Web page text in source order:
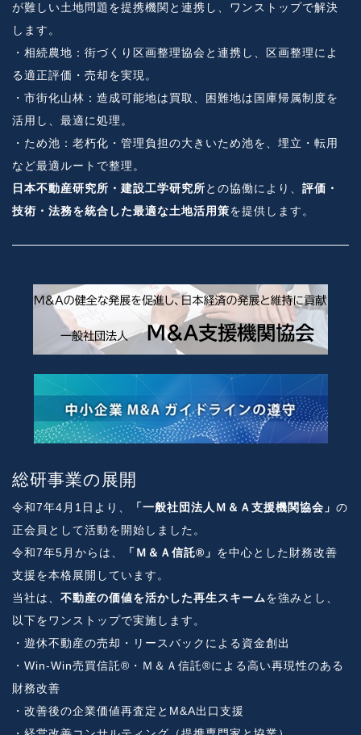
が難しい土地問題を提携機関と連携し、ワンストップで解決
します。
・相続農地：街づくり区画整理協会と連携し、区画整理によ
る適正評価・売却を実現。
・市街化山林：造成可能地は買取、困難地は国庫帰属制度を
活用し、最適に処理。
・ため池：老朽化・管理負担の大きいため池を、埋立・転用
など最適ルートで整理。
日本不動産研究所・建設工学研究所との協働により、 評価・
技術・法務を統合した最適な土地活用策を提供します。
総研事業の展開
令和7年4月1日より、 「一般社団法人Ｍ＆Ａ支援機関協会」 の
正会員として活動を開始しました。
令和7年5月からは、
「Ｍ＆Ａ信託®」 を中心とした財務改善
支援を本格展開しています。
当社は、 不動産の価値を活かした再生スキームを強みとし、
以下をワンストップで実施します。
・遊休不動産の売却・リースバックによる資金創出
・Win-Win売買信託®・Ｍ＆Ａ信託®による高い再現性のある
財務改善
・改善後の企業価値再査定とM&A出口支援